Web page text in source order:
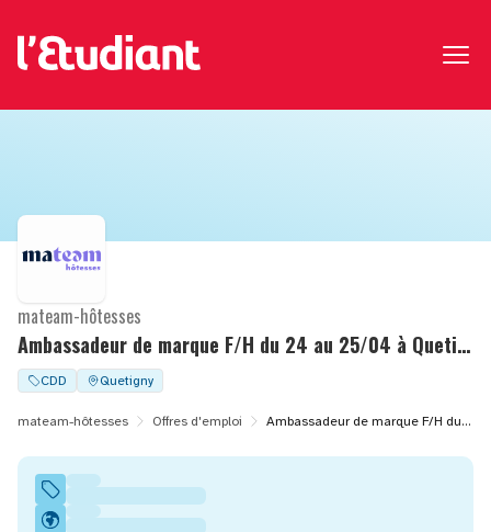
Ambassadeur de marque F/H du 24 au 25/04 à Quetigny (21)
mateam-hôtesses
CDD Quetigny
mateam-hôtesses Offres d'emploi Ambassadeur de marque F/H du 24 au 25/04 à Quetigny (21)